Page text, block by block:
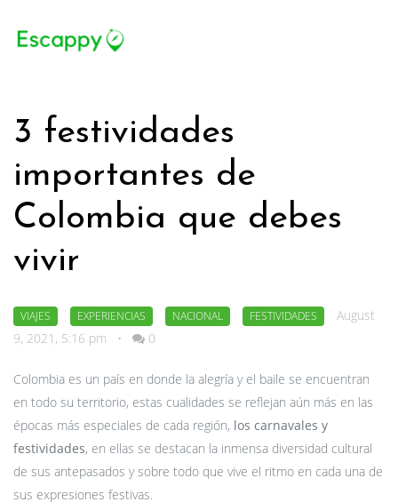
3 festividades
importantes de
Colombia que debes
vivir
VIAJES EXPERIENCIAS NACIONAL FESTIVIDADES
August
9, 2021, 5:16 pm
• 0
Colombia es un país en donde la alegría y el baile se encuentran
en todo su territorio, estas cualidades se reflejan aún más en las
épocas más especiales de cada región, los carnavales y
festividades, en ellas se destacan la inmensa diversidad cultural
de sus antepasados y sobre todo que vive el ritmo en cada una de
sus expresiones festivas.